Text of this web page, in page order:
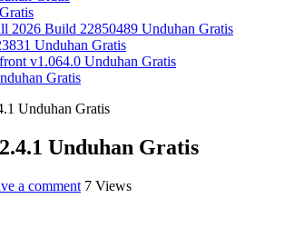
2026 Build 22850489 Unduhan Gratis
Unduhan Gratis
v1.064.0 Unduhan Gratis
Gratis
Unduhan Gratis
Unduhan Gratis
a comment 7 Views